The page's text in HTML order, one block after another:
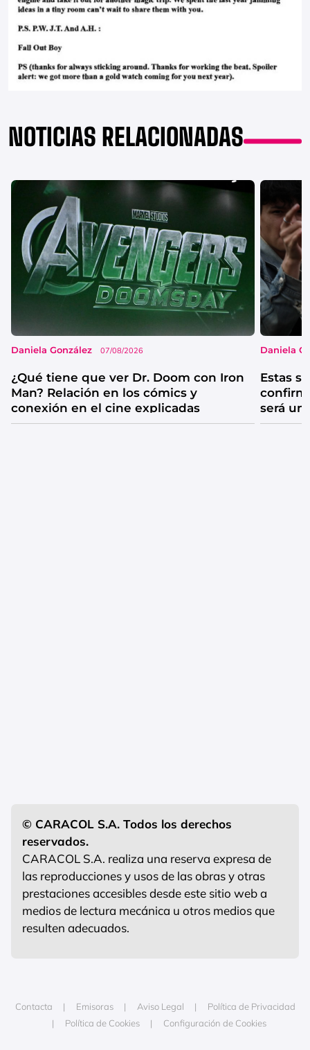
NOTICIAS RELACIONADAS
Daniela González 07/08/2026
¿Qué tiene que ver Dr. Doom con Iron
Man? Relación en los cómics y
conexión en el cine explicadas
Daniela
Estas
será
© CARACOL S.A. Todos los derechos
reservados.
CARACOL S.A. realiza una reserva expresa de
las reproducciones y usos de las obras y otras
prestaciones accesibles desde este sitio web a
medios de lectura mecánica u otros medios que
resulten adecuados.
Contacta Emisoras Aviso Legal
Política de Privacidad
Política de Cookies
Configuración de Cookies